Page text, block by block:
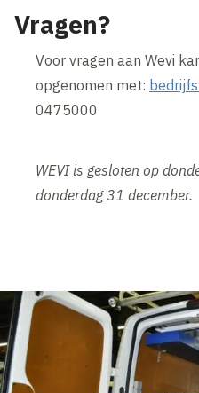
Vragen?
Voor vragen aan Wevi
opgenomen met:
0475000
WEVI is gesloten op
donderdag 31 december.